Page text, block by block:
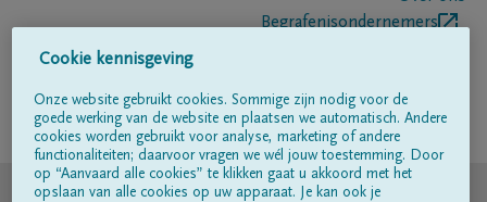
Begrafenisondernemers
Volg ons op
© DELA
Cookie kennisgeving
Onze website gebruikt cookies. Sommige zijn nodig voor de
goede werking van de website en plaatsen we automatisch. Andere
cookies worden gebruikt voor analyse, marketing of andere
functionaliteiten; daarvoor vragen we wél jouw toestemming. Door
op “Aanvaard alle cookies” te klikken gaat u akkoord met het
opslaan van alle cookies op uw apparaat. Je kan ook je